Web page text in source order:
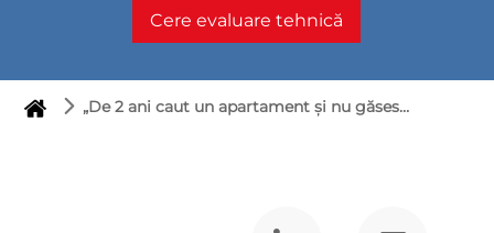
Cere evaluare tehnică
„De 2 ani caut un apartament și nu găsesc” — Mariana Garștea, în Adevărul și Wall-Street, despre calitatea blocurilor noi